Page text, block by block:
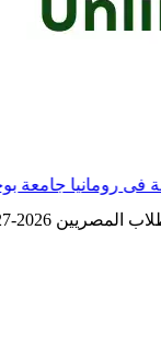
بوخارست التقنية
2026-2027